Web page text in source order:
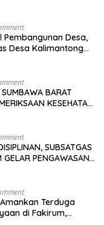
Pembangunan Desa,
Desa Kalimantong
BARAT
KESEHATAN
SUBSATGAS
GELAR PENGAWASAN
Terduga
di Fakirum,